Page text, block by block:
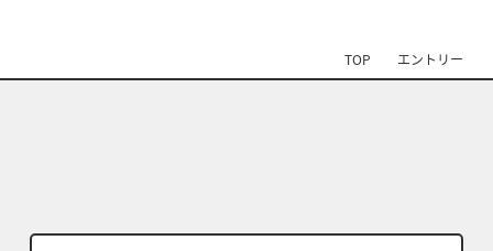
TOP エントリー